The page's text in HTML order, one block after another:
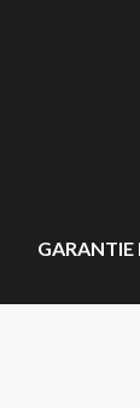
GARANTIE